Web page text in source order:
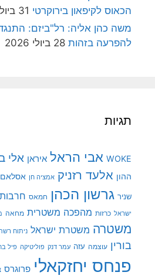
הכאוס לקיפאון בירוקרטי 31 ביולי 2026
משה כהן אליה: רל"ביזם:
להפרעה בזהות 28 ביולי 2026
תגיות
WOKE אבי הראל איראן אלי
ההון אלעד רזניק אמציה חן אסלאם
שניר גרשון הכהן חמאס
ישראל כרזות מהפכה משטרית מחאה
משטרה משטרת ישראל ניתוח
בורין עוצמה עזה עמר דנק פוליטיקה פיל
פנחס יחזקאלי פרוגרס